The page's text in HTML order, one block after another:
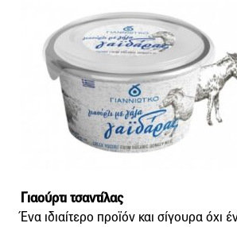
Γιαούρτι τσαντίλας
Ένα ιδιαίτερο προϊόν και σίγουρα όχι